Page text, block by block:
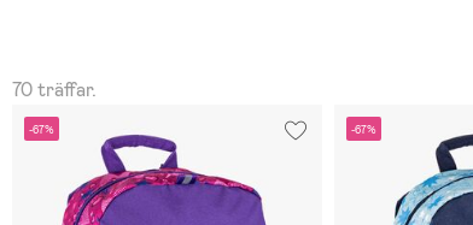
70 träffar.
-67% -67%